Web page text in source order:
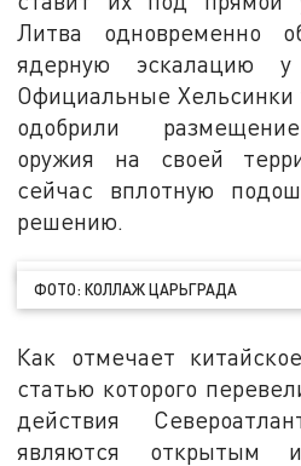
Литва одновременно
ядерную эскалацию у
Официальные Хельсинки
одобрили
оружия на своей
сейчас вплотную
решению.
ФОТО: КОЛЛАЖ ЦАРЬГРАДА
Как отмечает
статью которого
действия
являются открытым